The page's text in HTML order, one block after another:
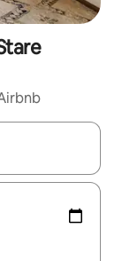
explore-os